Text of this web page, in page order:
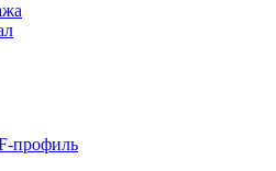
профиль